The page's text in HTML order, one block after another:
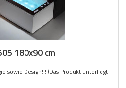
180x90 cm
sowie Design!!! (Das Produkt unterliegt